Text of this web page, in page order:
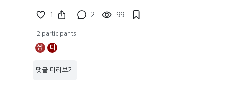
1 2 99
2 participants
쌉 디
댓글 미리보기